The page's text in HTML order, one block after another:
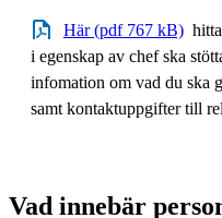
Här (pdf 767 kB)
i egenskap av chef ska
infomation om vad du ska
samt kontaktuppgifter till
Vad innebär